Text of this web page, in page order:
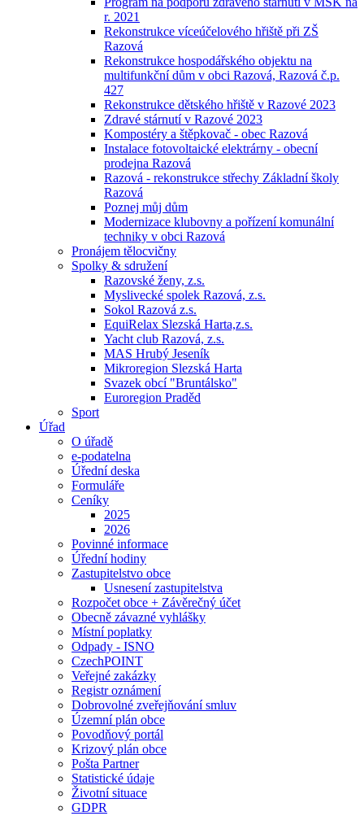
r. 2021
Rekonstrukce víceúčelového hřiště při ZŠ
Razová
Rekonstrukce hospodářského objektu na
multifunkční dům v obci Razová, Razová č.p.
427
Rekonstrukce dětského hřiště v Razové 2023
Zdravé stárnutí v Razové 2023
Kompostéry a štěpkovač - obec Razová
Instalace fotovoltaické elektrárny - obecní
prodejna Razová
Razová - rekonstrukce střechy Základní školy
Razová
Poznej můj dům
Modernizace klubovny a pořízení komunální
techniky v obci Razová
Pronájem tělocvičny
Spolky & sdružení
Razovské ženy, z.s.
Myslivecké spolek Razová, z.s.
Sokol Razová z.s.
EquiRelax Slezská Harta,z.s.
Yacht club Razová, z.s.
MAS Hrubý Jeseník
Mikroregion Slezská Harta
Svazek obcí "Bruntálsko"
Euroregion Praděd
Sport
Úřad
O úřadě
e-podatelna
Úřední deska
Formuláře
Ceníky
2025
2026
Povinné informace
Úřední hodiny
Zastupitelstvo obce
Usnesení zastupitelstva
Rozpočet obce + Závěrečný účet
Obecně závazné vyhlášky
Místní poplatky
Odpady - ISNO
CzechPOINT
Veřejné zakázky
Registr oznámení
Dobrovolné zveřejňování smluv
Územní plán obce
Povodňový portál
Krizový plán obce
Pošta Partner
Statistické údaje
Životní situace
GDPR